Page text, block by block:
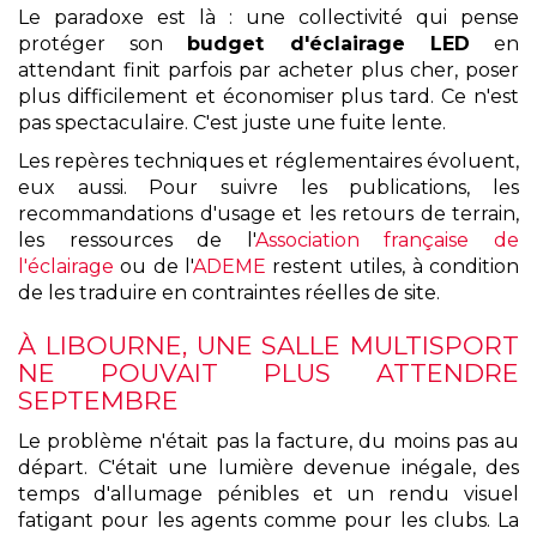
Le paradoxe est là : une collectivité qui pense
protéger son budget d'éclairage LED en
attendant finit parfois par acheter plus cher, poser
plus difficilement et économiser plus tard. Ce n'est
pas spectaculaire. C'est juste une fuite lente.
Les repères techniques et réglementaires évoluent,
eux aussi. Pour suivre les publications, les
recommandations d'usage et les retours de terrain,
les ressources de l'Association française de
l'éclairage ou de l'ADEME restent utiles, à condition
de les traduire en contraintes réelles de site.
À LIBOURNE, UNE SALLE MULTISPORT
NE POUVAIT PLUS ATTENDRE
SEPTEMBRE
Le problème n'était pas la facture, du moins pas au
départ. C'était une lumière devenue inégale, des
temps d'allumage pénibles et un rendu visuel
fatigant pour les agents comme pour les clubs. La